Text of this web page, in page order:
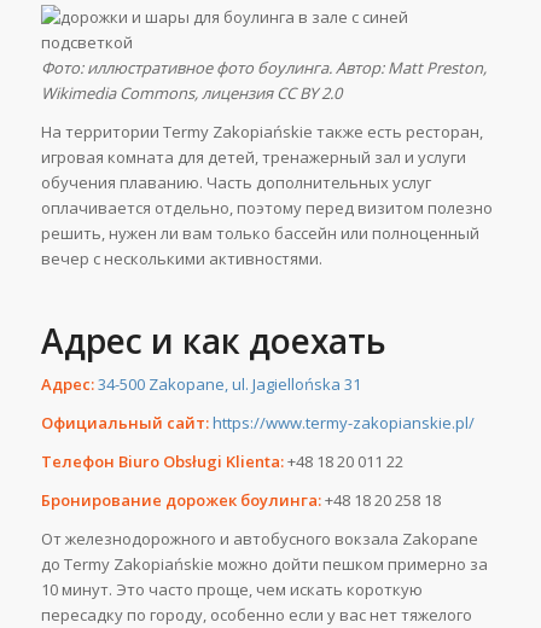
Фото: иллюстративное фото боулинга. Автор: Matt Preston,
Wikimedia Commons, лицензия CC BY 2.0
На территории Termy Zakopiańskie также есть ресторан,
игровая комната для детей, тренажерный зал и услуги
обучения плаванию. Часть дополнительных услуг
оплачивается отдельно, поэтому перед визитом полезно
решить, нужен ли вам только бассейн или полноценный
вечер с несколькими активностями.
Адрес и как доехать
Адрес:34-500 Zakopane, ul. Jagiellońska 31
Официальный сайт:https://www.termy-zakopianskie.pl/
Телефон Biuro Obsługi Klienta:+48 18 20 011 22
Бронирование дорожек боулинга:+48 18 20 258 18
От железнодорожного и автобусного вокзала Zakopane
до Termy Zakopiańskie можно дойти пешком примерно за
10 минут. Это часто проще, чем искать короткую
пересадку по городу, особенно если у вас нет тяжелого